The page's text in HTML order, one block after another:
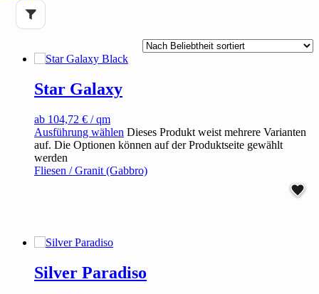
Star Galaxy
ab 104,72 € / qm
Ausführung wählen Dieses Produkt weist mehrere Varianten
auf. Die Optionen können auf der Produktseite gewählt
werden
Fliesen / Granit (Gabbro)
Silver Paradiso